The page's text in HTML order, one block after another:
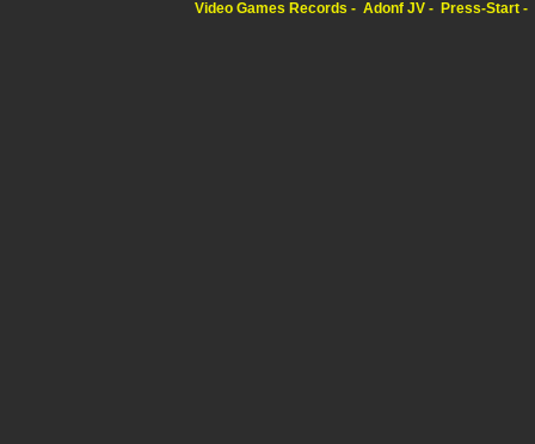
Video Games Records Adonf JV Press-Start